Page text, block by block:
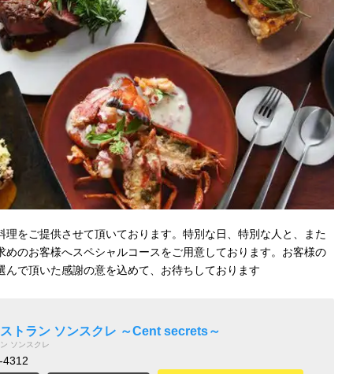
理をご提供させて頂いております。特別な日、特別な人と、また
めのお客様へスペシャルコースをご用意しております。お客様の
で頂いた感謝の意を込めて、お待ちしております
トラン ソンスクレ ～Cent secrets～
ソンスクレ
4312